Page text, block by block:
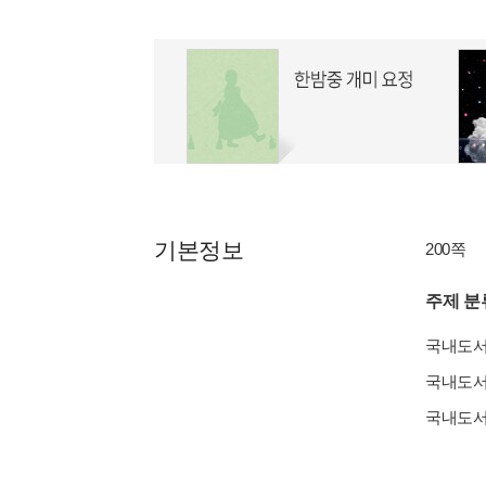
기본정보 200쪽
주제 분
국내도
국내도
국내도